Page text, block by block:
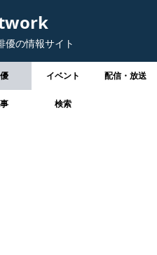
優の情報サイト
イベント 配信・放送
検索